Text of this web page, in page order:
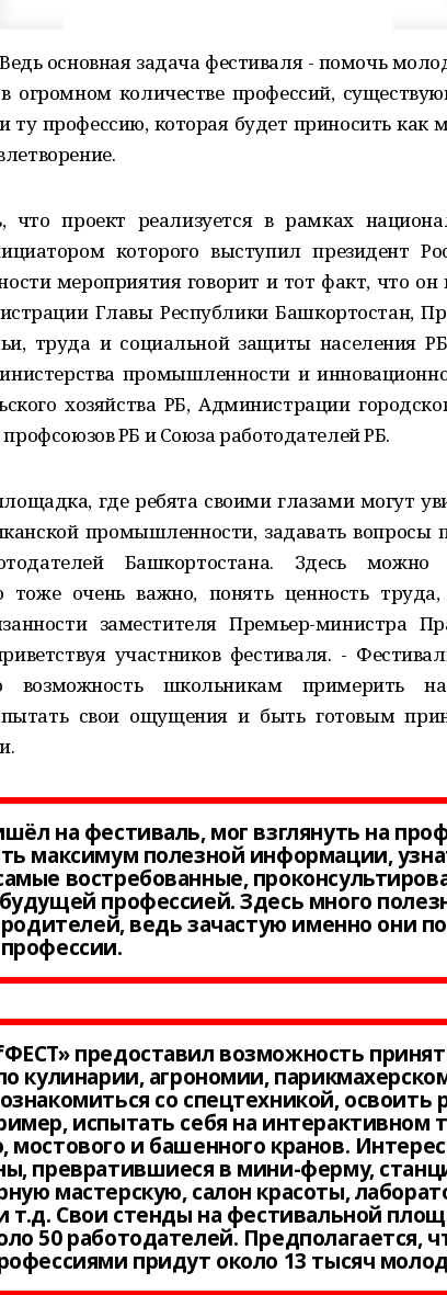
основная задача фестиваля - помочь
в огромном количестве профессий,
ту профессию, которая будет приносить как
что проект реализуется в рамках
которого выступил президент
мероприятия говорит и тот факт, что он
Главы Республики Башкортостан,
труда и социальной защиты населения
промышленности и
хозяйства РБ, Администрации
РБ и Союза работодателей РБ.
где ребята своими глазами могут
промышленности, задавать вопросы
Башкортостана. Здесь можно
тоже очень важно, понять ценность
заместителя Премьер-министра
участников фестиваля. -
возможность школьникам примерить
свои ощущения и быть готовым
на фестиваль, мог взглянуть на
максимум полезной информации,
востребованные,
профессией. Здесь много
родителей, ведь зачастую именно они
предоставил возможность
кулинарии, агрономии,
со спецтехникой, освоить
испытать себя на интерактивном
мостового и башенного кранов.
превратившиеся в мини-ферму,
мастерскую, салон красоты,
т.д. Свои стенды на фестивальной
50 работодателей. Предполагается,
придут около 13 тысяч